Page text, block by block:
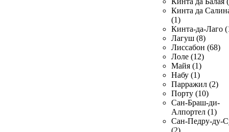
Кинта да
(1)
Кинта-да-Лаго
Лагуш (8)
Лиссабон (68)
Лоле (12)
Майя (1)
Набу (1)
Парражил (2)
Порту (10)
Сан-Браш-ди-
Алпортел (1)
Сан-Педру-ду-
(2)